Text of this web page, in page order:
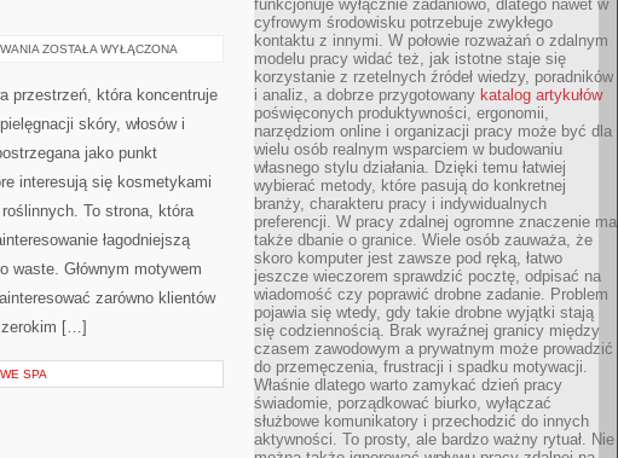
DERMOKOSMETYKI
PROBLEMATYCZNA
ZOSTAŁA WYŁĄCZONA
przestrzeń, która koncentruje
skóry, włosów i
jako punkt
interesują się kosmetykami
To strona, która
łagodniejszą
waste. Głównym motywem
zarówno klientów
[…]
SPA
funkcjonuje wyłącznie zadaniowo, dlatego nawet w
cyfrowym środowisku potrzebuje zwykłego
kontaktu z innymi. W połowie rozważań o zdalnym
modelu pracy widać też, jak istotne staje się
korzystanie z rzetelnych źródeł wiedzy, poradników
i analiz, a dobrze przygotowany katalog artykułów
poświęconych produktywności, ergonomii,
narzędziom online i organizacji pracy może być dla
wielu osób realnym wsparciem w budowaniu
własnego stylu działania. Dzięki temu łatwiej
wybierać metody, które pasują do konkretnej
branży, charakteru pracy i indywidualnych
preferencji. W pracy zdalnej ogromne znaczenie ma
także dbanie o granice. Wiele osób zauważa, że
skoro komputer jest zawsze pod ręką, łatwo
jeszcze wieczorem sprawdzić pocztę, odpisać na
wiadomość czy poprawić drobne zadanie. Problem
pojawia się wtedy, gdy takie drobne wyjątki stają
się codziennością. Brak wyraźnej granicy między
czasem zawodowym a prywatnym może prowadzić
do przemęczenia, frustracji i spadku motywacji.
Właśnie dlatego warto zamykać dzień pracy
świadomie, porządkować biurko, wyłączać
służbowe komunikatory i przechodzić do innych
aktywności. To prosty, ale bardzo ważny rytuał. Nie